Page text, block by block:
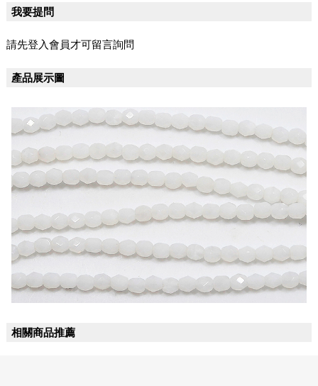
我要提問
請先登入會員才可留言詢問
產品展示圖
相關商品推薦